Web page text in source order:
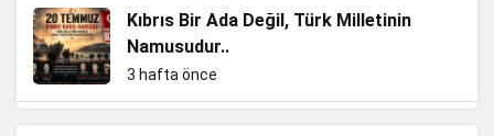
Kıbrıs Bir Ada Değil, Türk Milletinin
Namusudur..
3 hafta önce